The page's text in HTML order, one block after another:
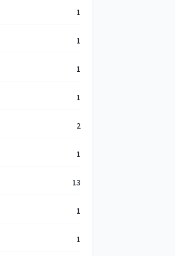
1
1
1
1
2
1
13
1
1